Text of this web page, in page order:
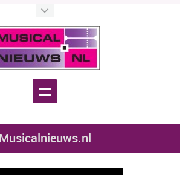
Musicalnieuws.nl